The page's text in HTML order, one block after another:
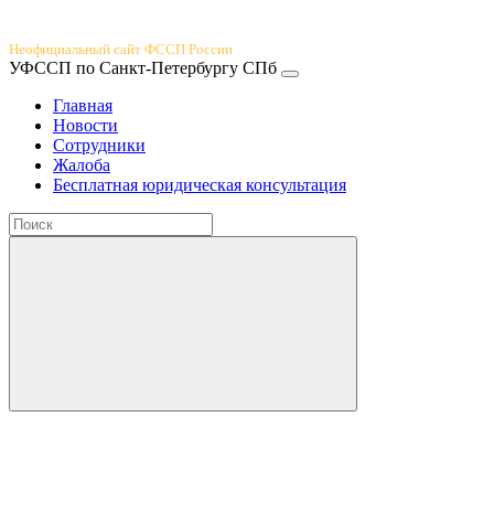
Неофициальный сайт ФССП России
УФССП по Санкт-Петербургу СПб
Главная
Новости
Сотрудники
Жалоба
Бесплатная юридическая консультация